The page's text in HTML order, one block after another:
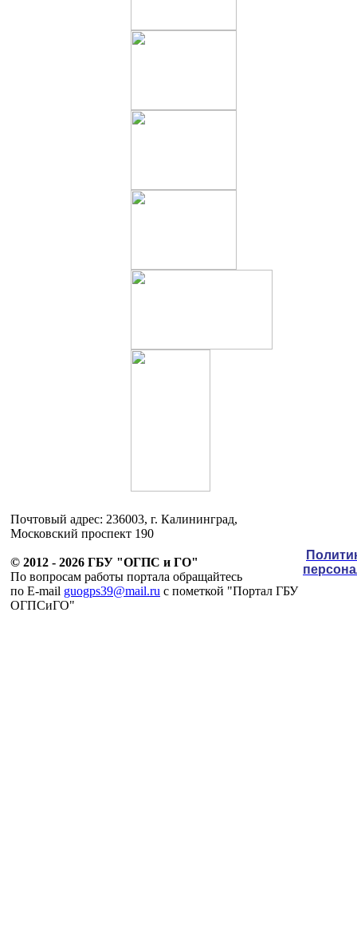
Почтовый адрес: 236003, г. Калининград,
Московский проспект 190
© 2012 - 2026 ГБУ "ОГПС и ГО"
По вопросам работы портала обращайтесь
по E-mail guogps39@mail.ru c пометкой "Портал ГБУ
ОГПСиГО"